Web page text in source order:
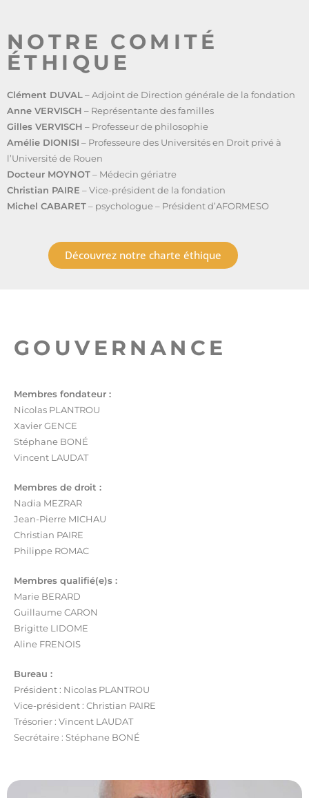
NOTRE COMITÉ
ÉTHIQUE
Clément DUVAL– Adjoint de Direction générale de la fondation
Anne VERVISCH – Représentante des familles
Gilles VERVISCH – Professeur de philosophie
Amélie DIONISI – Professeure des Universités en Droit privé à
l’Université de Rouen
Docteur MOYNOT– Médecin gériatre
Christian PAIRE – Vice-président de la fondation
Michel CABARET– psychologue – Président d’AFORMESO
Découvrez notre charte éthique
GOUVERNANCE
Membres fondateur :
Nicolas PLANTROU
Xavier GENCE
Stéphane BONÉ
Vincent LAUDAT
Membres de droit :
Nadia MEZRAR
Jean-Pierre MICHAU
Christian PAIRE
Philippe ROMAC
Membres qualifié(e)s :
Marie BERARD
Guillaume CARON
Brigitte LIDOME
Aline FRENOIS
Bureau :
Président : Nicolas PLANTROU
Vice-président : Christian PAIRE
Trésorier : Vincent LAUDAT
Secrétaire : Stéphane BONÉ